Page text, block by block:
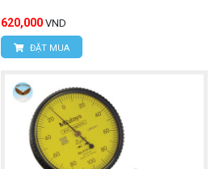
620,000 VND
ĐẶT MUA